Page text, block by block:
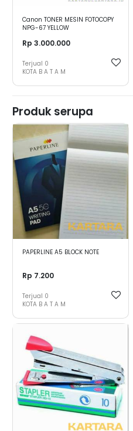
Canon TONER MESIN FOTOCOPY
NPG-67 YELLOW
Rp 3.000.000
Terjual 0
KOTA B A T A M
Produk serupa
PAPERLINE A5 BLOCK NOTE
Rp 7.200
Terjual 0
KOTA B A T A M